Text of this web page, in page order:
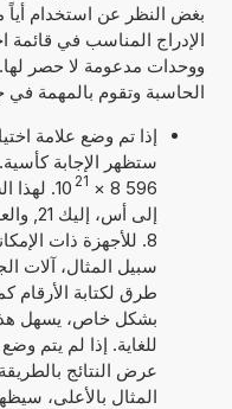
بغض النظر عن استخدام أياً
الإدراج المناسب في قائمة
ووحدات مدعومة لا حصر لها.
الحاسبة وتقوم بالمهمة في
إذا تم وضع علامة
596 8
×
10 21
. لهذا
8. للأجهزة ذات
سبيل المثال، آلات
بشكل خاص، يسهل هذا
للغاية. إذا لم يتم
عرض النتائج